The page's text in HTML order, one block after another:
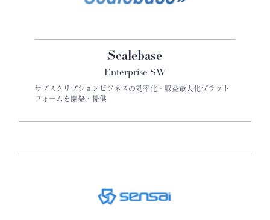
Scalebase
Enterprise SW
サブスクリプションビジネスの効率化・収益最大化プラット
フォームを開発・提供